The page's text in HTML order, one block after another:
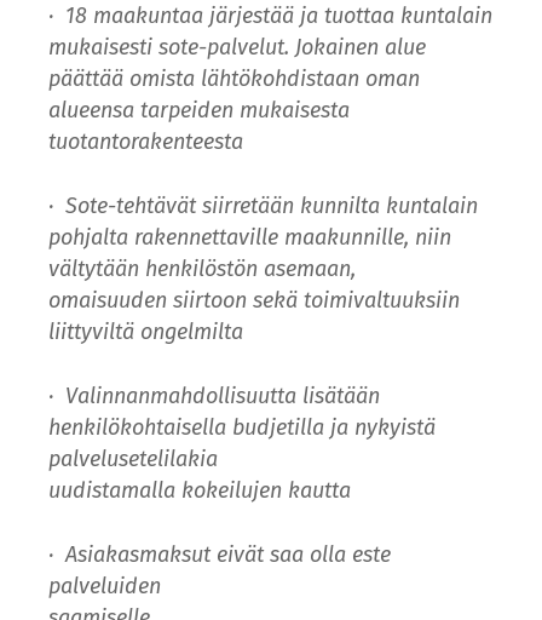
· 18 maakuntaa järjestää ja tuottaa kuntalain
mukaisesti sote-palvelut. Jokainen alue
päättää omista lähtökohdistaan oman
alueensa tarpeiden mukaisesta
tuotantorakenteesta
· Sote-tehtävät siirretään kunnilta kuntalain
pohjalta rakennettaville maakunnille, niin
vältytään henkilöstön asemaan,
omaisuuden siirtoon sekä toimivaltuuksiin
liittyviltä ongelmilta
· Valinnanmahdollisuutta lisätään
henkilökohtaisella budjetilla ja nykyistä
palvelusetelilakia
uudistamalla kokeilujen kautta
· Asiakasmaksut eivät saa olla este
palveluiden